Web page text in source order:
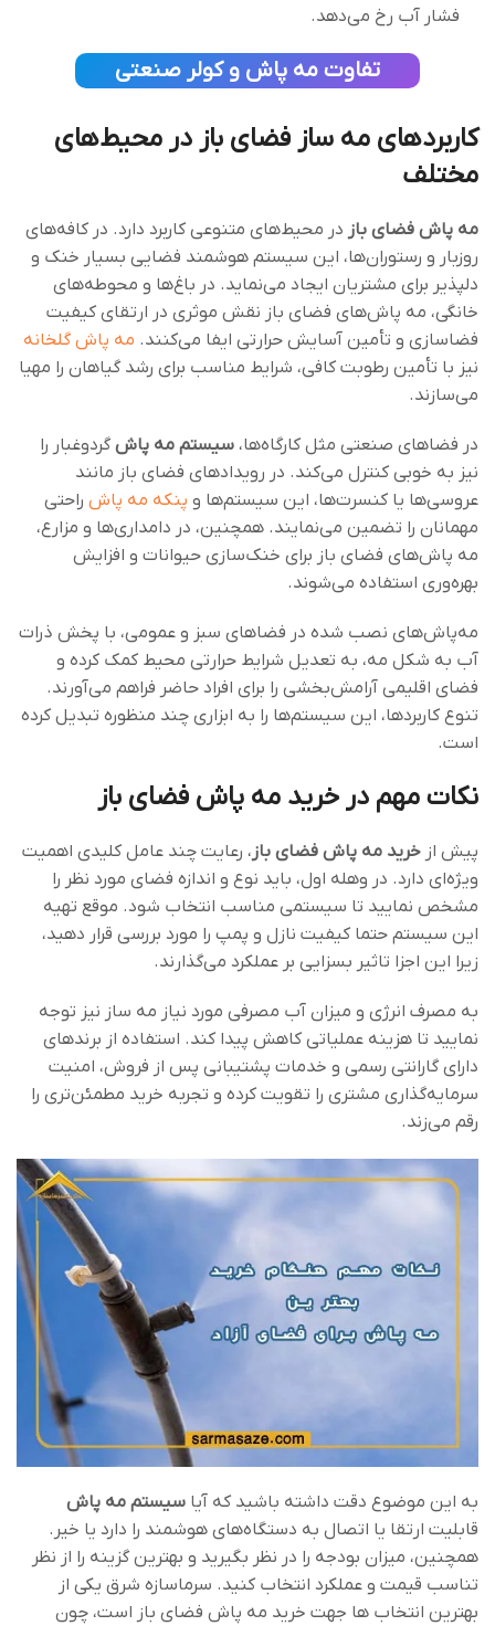
فشار آب رخ می‌دهد.
تفاوت مه پاش و کولر صنعتی
کاربردهای مه ساز فضای باز در محیط‌های
مختلف
مه‌ پاش فضای باز در محیط‌های متنوعی کاربرد دارد. در کافه‌های
روزبار و رستوران‌ها، این سیستم هوشمند فضایی بسیار خنک و
دلپذیر برای مشتریان ایجاد می‌نماید. در باغ‌ها و محوطه‌های
خانگی، مه پاش‌های فضای باز نقش موثری در ارتقای کیفیت
فضاسازی و تأمین آسایش حرارتی ایفا می‌کنند. مه پاش گلخانه‌
نیز با تأمین رطوبت کافی، شرایط مناسب برای رشد گیاهان را مهیا
می‌سازند.
در فضاهای صنعتی مثل کارگاه‌ها، سیستم مه پاشگردوغبار را
نیز به خوبی کنترل می‌کند. در رویدادهای فضای باز مانند
عروسی‌ها یا کنسرت‌ها، این سیستم‌ها و پنکه مه پاش راحتی
مهمانان را تضمین می‌نمایند. همچنین، در دامداری‌ها و مزارع،
مه پاش‌های فضای باز برای خنک‌سازی حیوانات و افزایش
بهره‌وری استفاده می‌شوند.
مه‌پاش‌های نصب شده در فضاهای سبز و عمومی، با پخش ذرات
آب به شکل مه، به تعدیل شرایط حرارتی محیط کمک کرده و
فضای اقلیمی آرامش‌بخشی را برای افراد حاضر فراهم می‌آورند.
تنوع کاربردها، این سیستم‌ها را به ابزاری چند منظوره تبدیل کرده
است.
نکات مهم در خرید مه پاش فضای باز
پیش از خرید مه‌ پاش فضای باز ، رعایت چند عامل کلیدی اهمیت
ویژه‌ای دارد. در وهله اول، باید نوع و اندازه فضای مورد نظر را
مشخص نمایید تا سیستمی مناسب انتخاب شود. موقع تهیه
این سیستم حتما کیفیت نازل و پمپ را مورد بررسی قرار دهید،
زیرا این اجزا تاثیر بسزایی بر عملکرد می‌گذارند.
به مصرف انرژی و میزان آب مصرفی مورد نیاز مه ساز نیز توجه
نمایید تا هزینه عملیاتی کاهش پیدا کند. استفاده از برندهای
دارای گارانتی رسمی و خدمات پشتیبانی پس از فروش، امنیت
سرمایه‌گذاری مشتری را تقویت کرده و تجربه خرید مطمئن‌تری را
رقم می‌زند.
به این موضوع دقت داشته باشید که آیا سیستم مه پاش
قابلیت ارتقا یا اتصال به دستگاه‌های هوشمند را دارد یا خیر.
همچنین، میزان بودجه را در نظر بگیرید و بهترین گزینه را از نظر
تناسب قیمت و عملکرد انتخاب کنید. سرماسازه شرق یکی از
بهترین انتخاب ها جهت خرید مه‌ پاش فضای باز است، چون